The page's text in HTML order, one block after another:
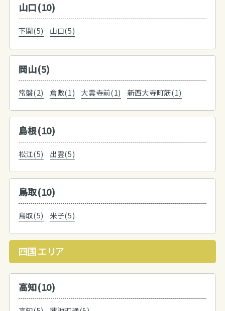
山口(10)
下関(5) 山口(5)
岡山(5)
常盤(2) 倉敷(1) 大雲寺前(1) 新西大寺町筋(1)
島根(10)
松江(5) 出雲(5)
鳥取(10)
鳥取(5) 米子(5)
四国エリア
高知(10)